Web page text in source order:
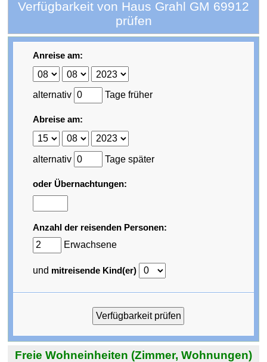
Verfügbarkeit von Haus Grahl GM 69912
prüfen
Anreise am:
alternativ Tage früher
Abreise am:
alternativ Tage später
oder Übernachtungen:
Anzahl der reisenden Personen:
Erwachsene
und mitreisende Kind(er)
Freie Wohneinheiten (Zimmer, Wohnungen)